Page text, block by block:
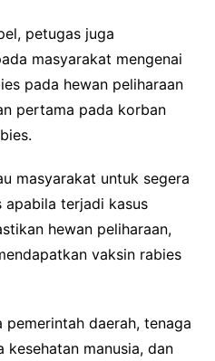
petugas juga
masyarakat mengenai
pada hewan peliharaan
pertama pada korban
masyarakat untuk segera
apabila terjadi kasus
hewan peliharaan,
vaksin rabies
daerah, tenaga
kesehatan manusia, dan